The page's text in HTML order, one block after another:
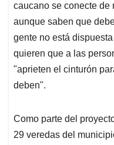
caucano se conecte de
aunque saben que
gente no está
quieren que a las
"aprieten el cinturón
deben".
Como parte del
29 veredas del